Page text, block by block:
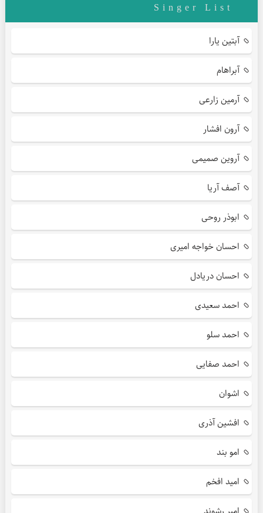
Singer List
آبتین یارا
آبراهام
آرمین زارعی
آرون افشار
آروین صمیمی
آصف آریا
ابوذر روحی
احسان خواجه امیری
احسان دریادل
احمد سعیدی
احمد سلو
احمد صفایی
اشوان
افشین آذری
امو بند
امید افخم